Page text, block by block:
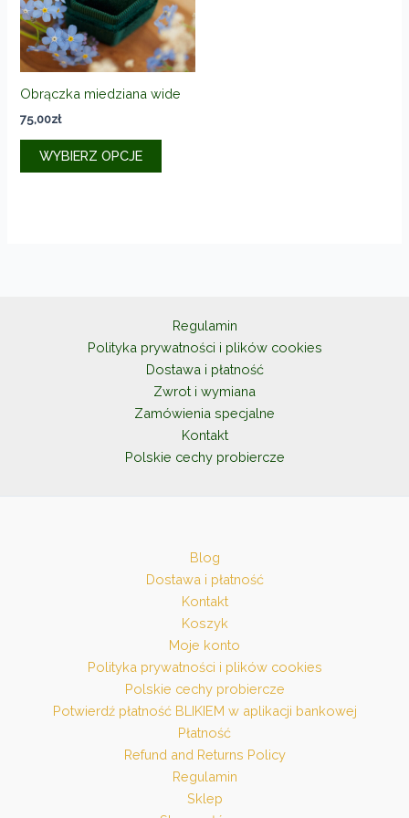
stronie
produktu
Obrączka miedziana wide
75,00zł
WYBIERZ OPCJE
Ten
na
stronie
produktu
Regulamin
Polityka prywatności i plików cookies
Dostawa i płatność
Zwrot i wymiana
Zamówienia specjalne
Kontakt
Polskie cechy probiercze
Blog
Dostawa i płatność
Kontakt
Koszyk
Moje konto
Polityka prywatności i plików cookies
Polskie cechy probiercze
Potwierdź płatność BLIKIEM w aplikacji bankowej
Płatność
Refund and Returns Policy
Regulamin
Sklep